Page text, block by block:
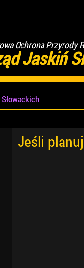
Ochrona Przyrody
Jaskiń
Jeśli